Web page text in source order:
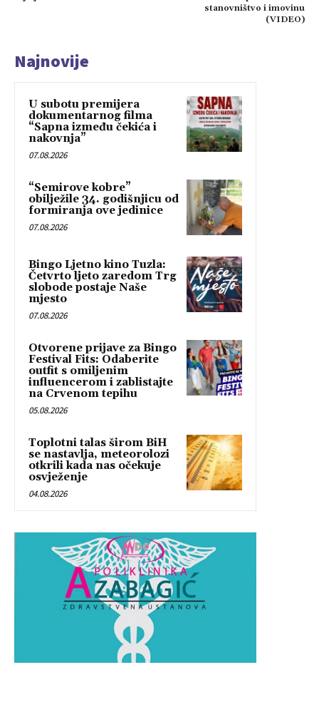
stanovništvo i imovinu
(VIDEO)
Najnovije
U subotu premijera
dokumentarnog filma
“Sapna između čekića i
nakovnja”
07.08.2026
“Semirove kobre”
obilježile 34. godišnjicu od
formiranja ove jedinice
07.08.2026
Bingo Ljetno kino Tuzla:
Četvrto ljeto zaredom Trg
slobode postaje Naše
mjesto
07.08.2026
Otvorene prijave za Bingo
Festival Fits: Odaberite
outfit s omiljenim
influencerom i zablistajte
na Crvenom tepihu
05.08.2026
Toplotni talas širom BiH
se nastavlja, meteorolozi
otkrili kada nas očekuje
osvježenje
04.08.2026